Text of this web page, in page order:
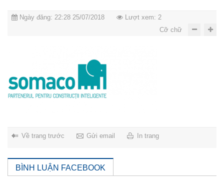
Ngày đăng: 22:28 25/07/2018
Lượt xem: 2
Cỡ chữ
Về trang trước Gửi email In trang
BÌNH LUẬN FACEBOOK